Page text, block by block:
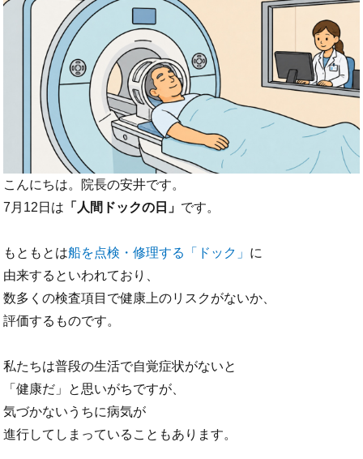
こんにちは。院長の安井です。
7月12日は 「人間ドックの日」 です。
もともとは船を点検・修理する「ドック」 に
由来するといわれており、
数多くの検査項目で健康上のリスクがないか、
評価するものです。
私たちは普段の生活で自覚症状がないと
「健康だ」と思いがちですが、
気づかないうちに病気が
進行してしまっていることもあります。